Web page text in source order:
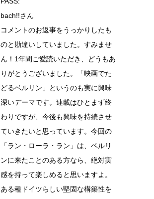
bach!!さん
コメントのお返事をうっかりしたも
のと勘違いしていました。すみませ
ん！1年間ご愛読いただき、どうもあ
りがとうございました。「映画でた
どるベルリン」というのも実に興味
深いデーマです。連載はひとまず終
わりですが、今後も興味を持続させ
ていきたいと思っています。今回の
「ラン・ローラ・ラン」は、ベルリ
ンに来たことのある方なら、絶対実
感を持って楽しめると思いますよ。
ある種ドイツらしい堅固な構築性を